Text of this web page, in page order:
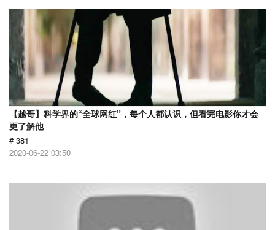
【越哥】科学界的“全球网红”，每个人都认识，但看完电影你才会
更了解他
# 381
2020-06-22 03:50